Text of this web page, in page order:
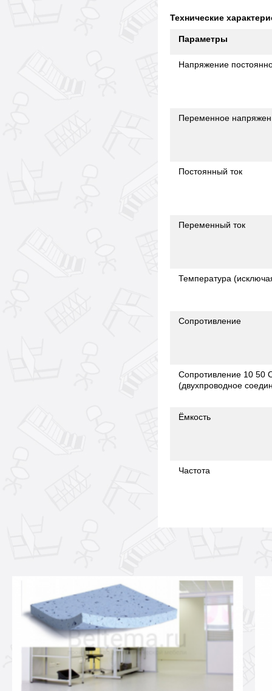
Технические
Параметры
Напряжение
Переменное
Постоянный ток
Переменный ток
Температура
Сопротивление
Сопротивление 10 50
(двухпроводное
Ёмкость
Частота